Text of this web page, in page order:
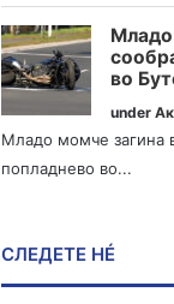
Младо
во
under
Младо момче загина
попладнево во...
СЛЕДЕТЕ НÉ